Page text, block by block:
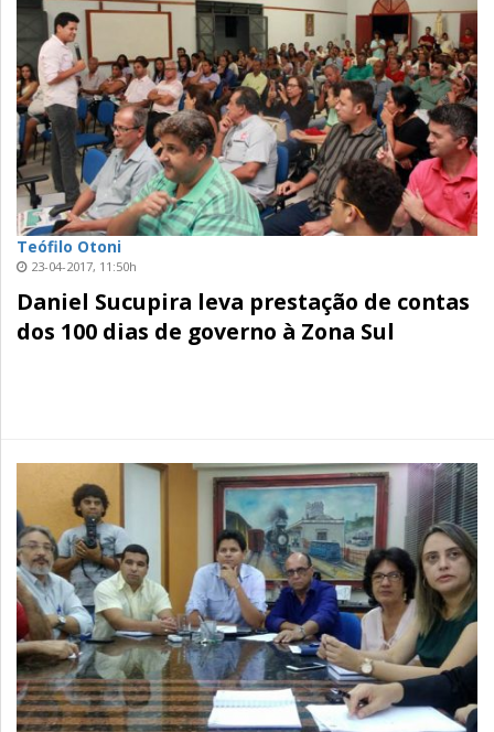
Teófilo Otoni
23-04-2017, 11:50h
Daniel Sucupira leva prestação de contas
dos 100 dias de governo à Zona Sul